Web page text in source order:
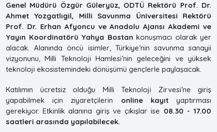
Genel Müdürü Özgür Güleryüz, ODTÜ Rektörü Prof. Dr.
Ahmet Yozgatlıgil, Milli Savunma Üniversitesi Rektörü
Prof. Dr. Erhan Afyoncu ve Anadolu Ajansı Akademi ve
Yayın Koordinatörü Yahya Bostan konuşmacı olarak yer
alacak. Alanında öncü isimler, Türkiye’nin savunma sanayii
vizyonunu, Milli Teknoloji Hamlesi’nin geleceğini ve yüksek
teknoloji ekosistemindeki dönüşümü gençlerle paylaşacak.
Katılımın ücretsiz olduğu Milli Teknoloji Zirvesi’ne giriş
yapabilmek için ziyaretçilerin online kayıtyaptırması
gerekiyor. Etkinlik alanına giriş ve çıkışlar ise 08.30 - 17.00
saatleri arasında yapılabilecek.